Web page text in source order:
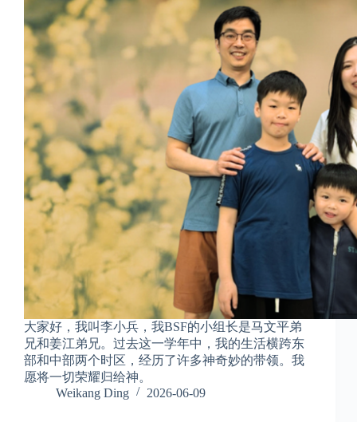
大家好，我叫李小兵，我BSF的小组长是马文平弟
兄和姜江弟兄。过去这一学年中，我的生活横跨东
部和中部两个时区，经历了许多神奇妙的带领。我
愿将一切荣耀归给神。
Weikang Ding
2026-06-09